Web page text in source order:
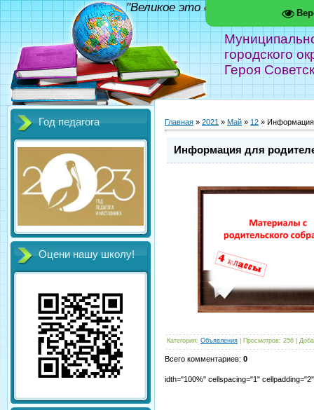
городского
Героя
"Великое это дело - школа!"
Год педагога
Оцени нашу школу!
Главная » 2021 » Май » 12 » Информация
Информация для
Категория: Объявления Просмотров: 256
Всего комментариев: 0
idth="100%" cellspacing="1"